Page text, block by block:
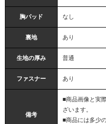
胸パッド なし
裏地 あり
生地の厚み 普通
ファスナー あり
備考
■商品画像と実
ざいます。
■商品には多少